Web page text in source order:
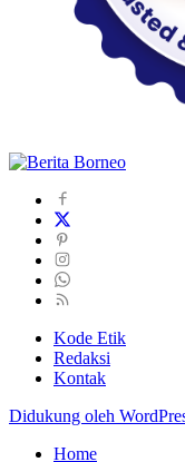
Kode Etik
Redaksi
Kontak
Didukung oleh
Home